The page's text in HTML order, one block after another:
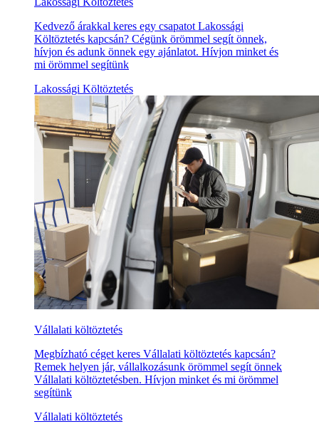
Kedvező árakkal keres egy csapatot Lakossági
Költöztetés kapcsán? Cégünk örömmel segít önnek,
hívjon és adunk önnek egy ajánlatot. Hívjon minket és
mi örömmel segítünk
Lakossági Költöztetés
Vállalati költöztetés
Megbízható céget keres Vállalati költöztetés kapcsán?
Remek helyen jár, vállalkozásunk örömmel segít önnek
Vállalati költöztetésben. Hívjon minket és mi örömmel
segítünk
Vállalati költöztetés